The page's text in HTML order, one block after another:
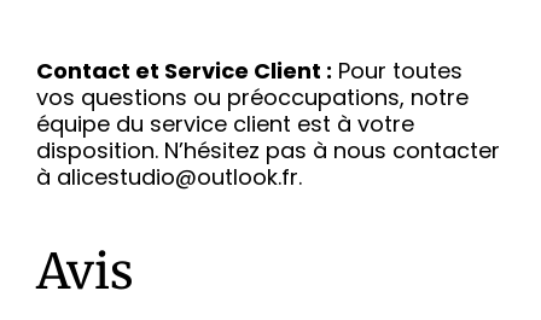
Contact et Service Client : Pour toutes
vos questions ou préoccupations, notre
équipe du service client est à votre
disposition. N’hésitez pas à nous contacter
à alicestudio@outlook.fr.
Avis